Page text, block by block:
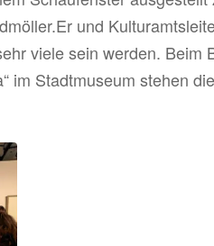
und
viele sein werden. Beim
im Stadtmuseum stehen